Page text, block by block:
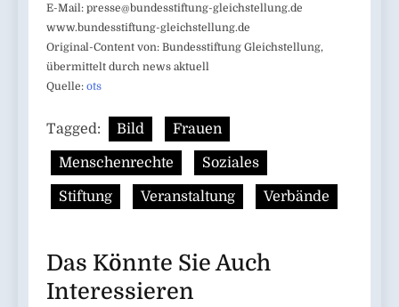
E-Mail: presse@bundesstiftung-gleichstellung.de
www.bundesstiftung-gleichstellung.de
Original-Content von: Bundesstiftung Gleichstellung,
übermittelt durch news aktuell
Quelle: ots
Tagged: Bild Frauen
Menschenrechte Soziales
Stiftung Veranstaltung Verbände
Das Könnte Sie Auch
Interessieren